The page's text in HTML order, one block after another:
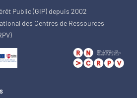
Public (GIP) depuis 2002
des Centres de Ressources